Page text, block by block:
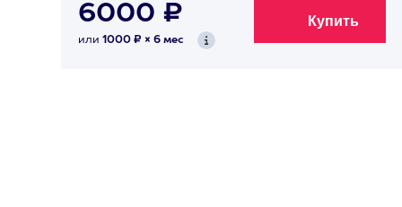
6000 ₽
или 1000 ₽ × 6 мес